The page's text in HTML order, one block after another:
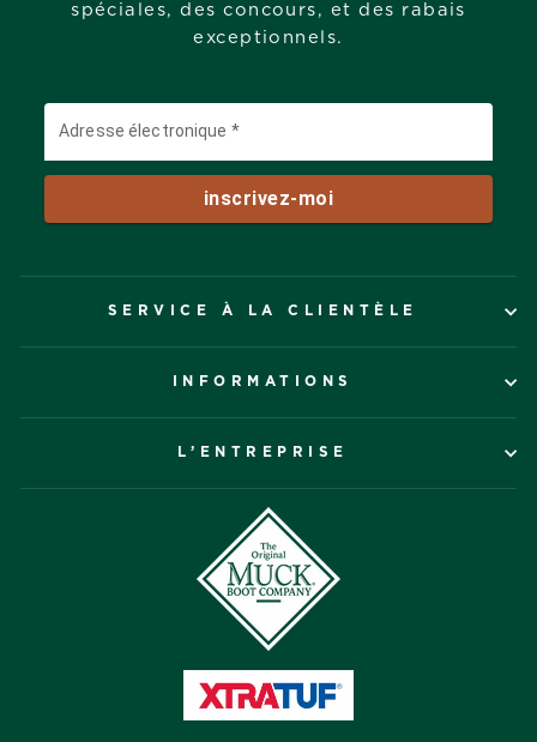
spéciales, des concours, et des rabais
exceptionnels.
SERVICE À LA CLIENTÈLE
INFORMATIONS
L’ENTREPRISE